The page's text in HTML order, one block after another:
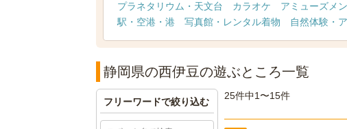
プラネタリウム・天文台
カラオケ アミューズメ
駅・空港・港
写真館・レンタル着物 自然体験・
静岡県の西伊豆の遊ぶところ一覧
25件中1〜15件
フリーワードで絞り込む